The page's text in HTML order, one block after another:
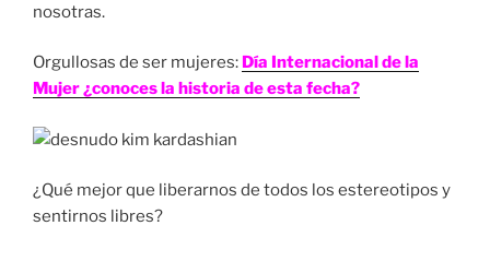
nosotras.
Orgullosas de ser mujeres: Día Internacional de la
Mujer ¿conoces la historia de esta fecha?
¿Qué mejor que liberarnos de todos los estereotipos y
sentirnos libres?